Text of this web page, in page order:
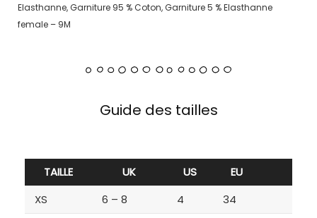
Elasthanne, Garniture 95 % Coton, Garniture 5 % Elasthanne
female – 9M
Guide des tailles
TAILLE UK US
EU
XS
6 – 8 4
34